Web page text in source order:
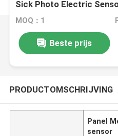
Sick Photo Electric
MOQ：1
Beste prijs
PRODUCTOMSCHRIJVING
Panel
sensor